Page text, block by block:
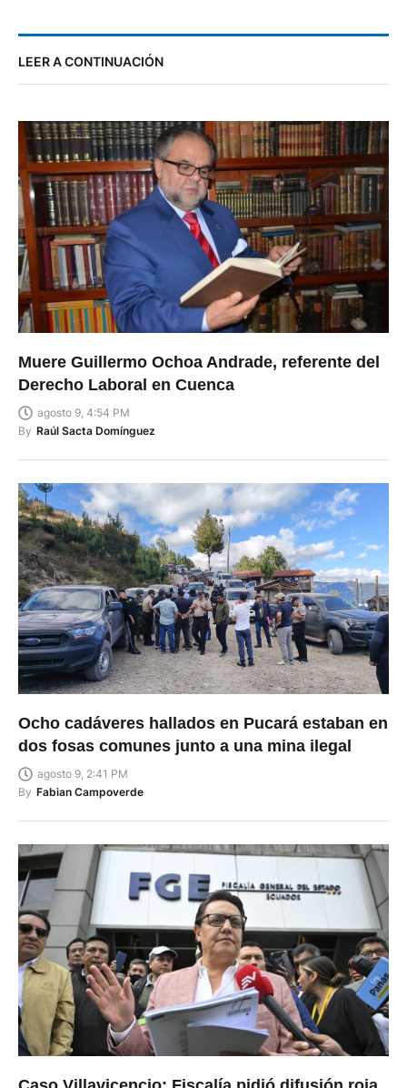
LEER A CONTINUACIÓN
Muere Guillermo Ochoa Andrade, referente del
Derecho Laboral en Cuenca
agosto 9, 4:54 PM
By Raúl Sacta Domínguez
Ocho cadáveres hallados en Pucará estaban en
dos fosas comunes junto a una mina ilegal
agosto 9, 2:41 PM
By Fabian Campoverde